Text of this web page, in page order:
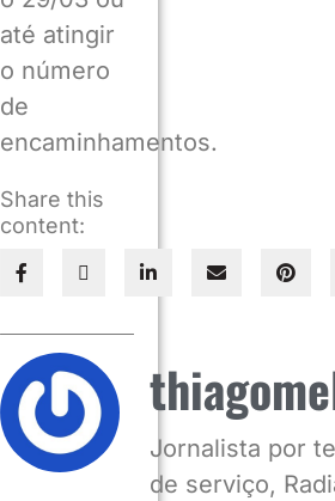
até atingir
o número
de
encaminhamentos.
Share this
content:
Jornalista por
de serviço,